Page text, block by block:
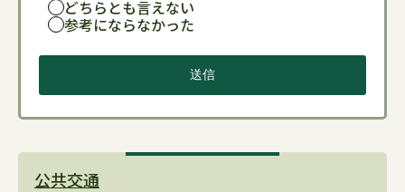
どちらとも言えない
参考にならなかった
公共交通